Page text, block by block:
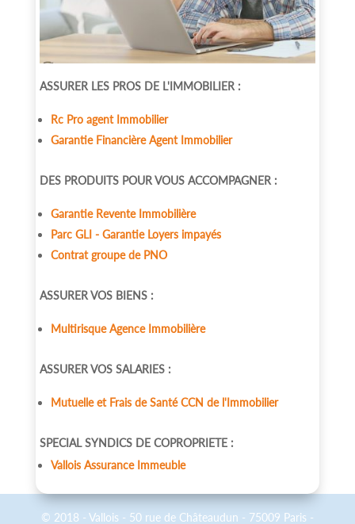
ASSURER LES PROS DE L'IMMOBILIER :
Rc Pro agent Immobilier
Garantie Financière Agent Immobilier
DES PRODUITS POUR VOUS ACCOMPAGNER :
Garantie Revente Immobilière
Parc GLI - Garantie Loyers impayés
Contrat groupe de PNO
ASSURER VOS BIENS :
Multirisque Agence Immobilière
ASSURER VOS SALARIES :
Mutuelle et Frais de Santé CCN de l'Immobilier
SPECIAL SYNDICS DE COPROPRIETE :
Vallois Assurance Immeuble
© 2018 - Vallois - 50 rue de Châteaudun - 75009 Paris -